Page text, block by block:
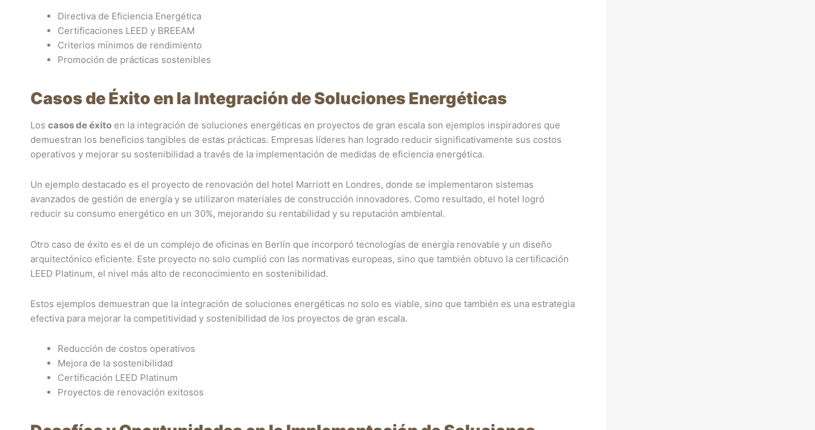
Directiva de Eficiencia Energética
Certificaciones LEED y BREEAM
Criterios mínimos de rendimiento
Promoción de prácticas sostenibles
Casos de Éxito en la Integración de Soluciones Energéticas
Los casos de éxito en la integración de soluciones energéticas en proyectos de gran escala son ejemplos inspiradores que
demuestran los beneficios tangibles de estas prácticas. Empresas líderes han logrado reducir significativamente sus costos
operativos y mejorar su sostenibilidad a través de la implementación de medidas de eficiencia energética.
Un ejemplo destacado es el proyecto de renovación del hotel Marriott en Londres, donde se implementaron sistemas
avanzados de gestión de energía y se utilizaron materiales de construcción innovadores. Como resultado, el hotel logró
reducir su consumo energético en un 30%, mejorando su rentabilidad y su reputación ambiental.
Otro caso de éxito es el de un complejo de oficinas en Berlín que incorporó tecnologías de energía renovable y un diseño
arquitectónico eficiente. Este proyecto no solo cumplió con las normativas europeas, sino que también obtuvo la certificación
LEED Platinum, el nivel más alto de reconocimiento en sostenibilidad.
Estos ejemplos demuestran que la integración de soluciones energéticas no solo es viable, sino que también es una estrategia
efectiva para mejorar la competitividad y sostenibilidad de los proyectos de gran escala.
Reducción de costos operativos
Mejora de la sostenibilidad
Certificación LEED Platinum
Proyectos de renovación exitosos